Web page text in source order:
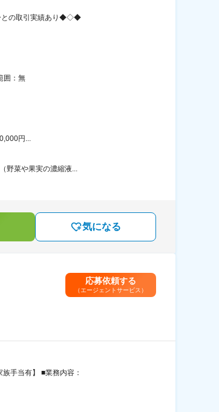
との取引実績あり◆◇◆
囲：無
円...
菜や果実の濃縮液...
気になる
応募依頼する
（エージェントサービス）
手当有】 ■業務内容：